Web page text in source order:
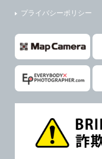
６．個人情報に関する
シュッピン株式
プライバシーポリシー